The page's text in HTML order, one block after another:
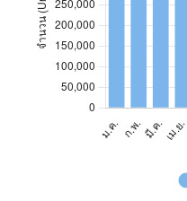
ต.ค.
พ.ย.
ธ.ค.